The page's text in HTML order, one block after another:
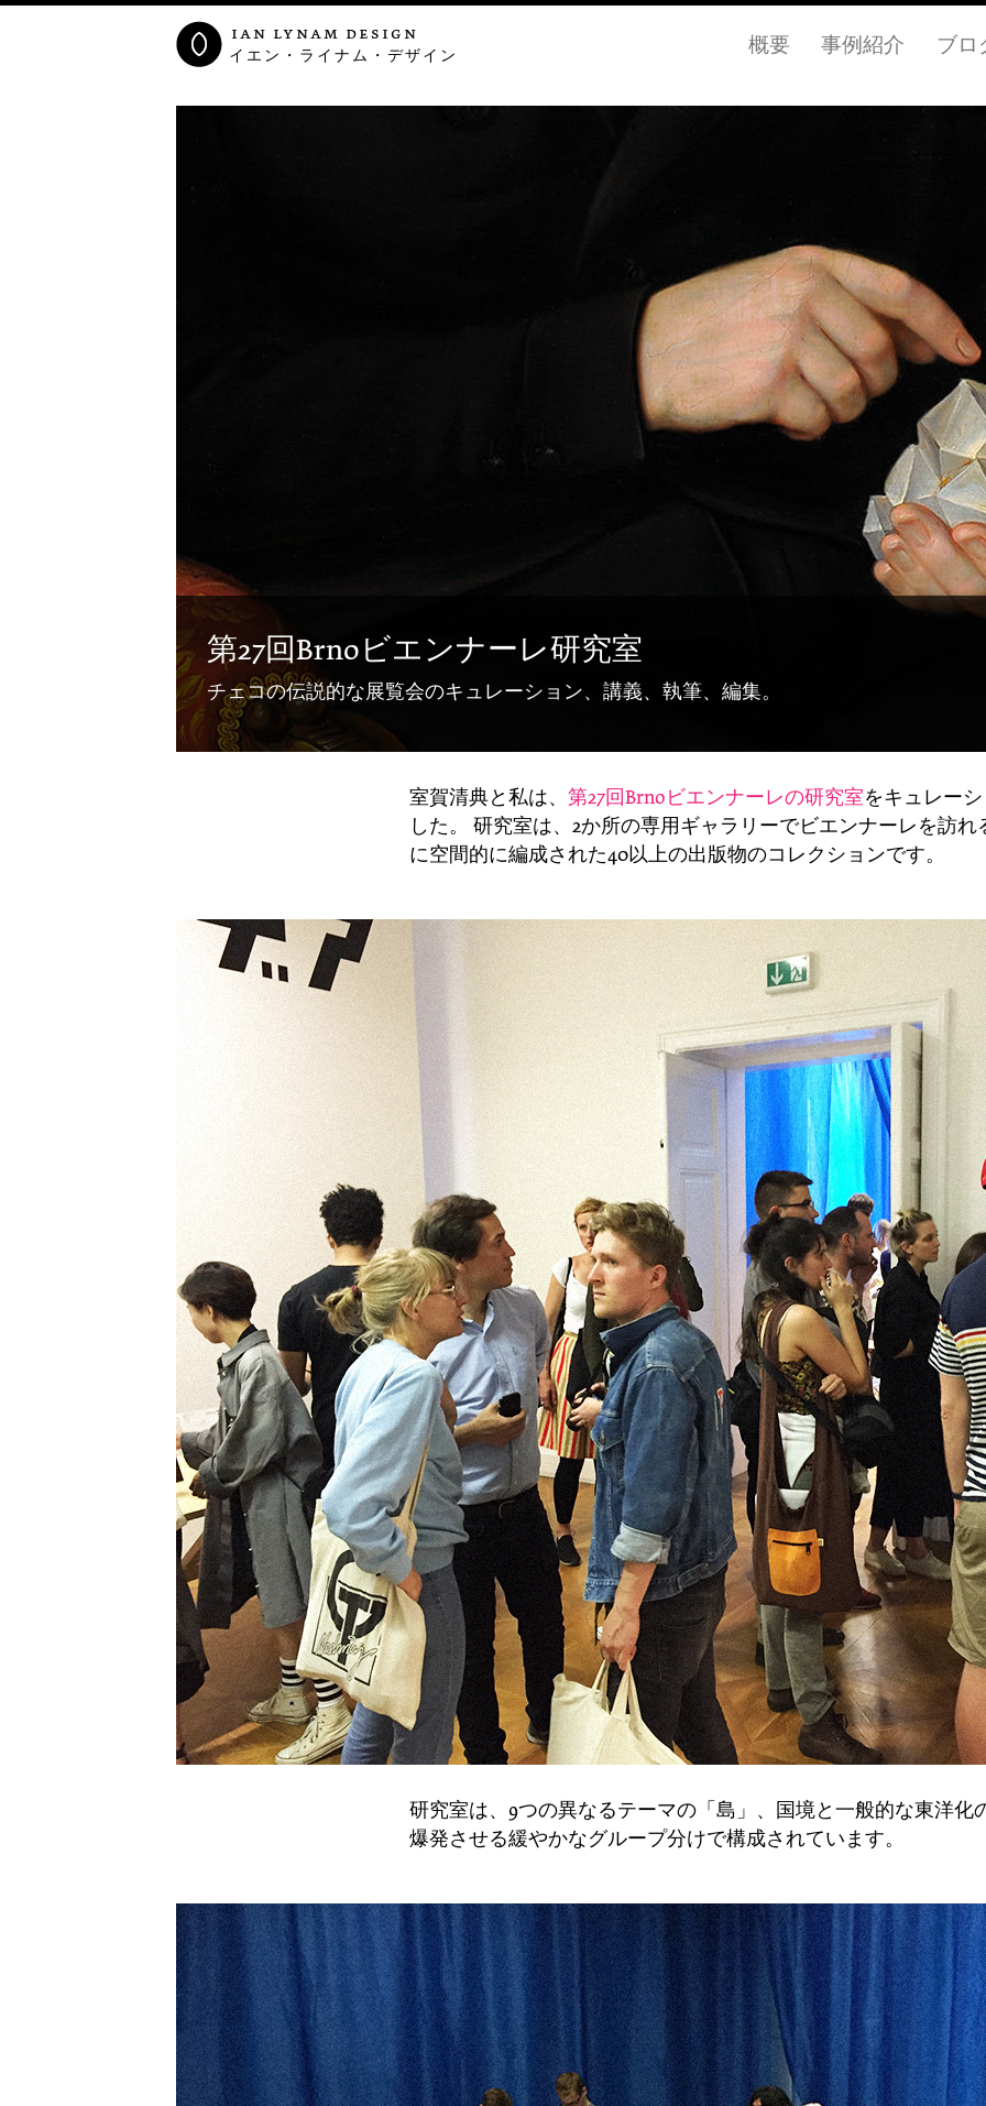
ian lynam design
イエン・ライナム・デザイン 概要 事例紹介 ブロ
第27回Brnoビエンナーレ研究室
チェコの伝説的な展覧会のキュレーション、講義、執筆、編集。
室賀清典と私は、 第27回Brnoビエンナーレの研究室をキュレー
した。 研究室は、2か所の専用ギャラリーでビエンナーレを訪れ
に空間的に編成された40以上の出版物のコレクションです。
研究室は、9つの異なるテーマの「島」、国境と一般的な東洋化
爆発させる緩やかなグループ分けで構成されています。